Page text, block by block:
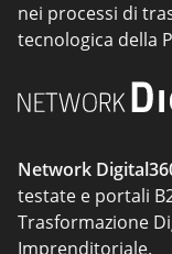
nei processi di
tecnologica della
Network
testate e portali
Trasformazione
Imprenditoriale.